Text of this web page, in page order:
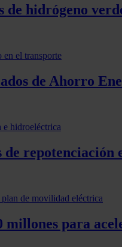
hidrógeno
de Ahorro
repotenciación
para